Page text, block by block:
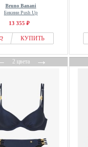
Bruno Banani
Бикини Push Up
13 355 ₽
КУПИТЬ
2 цвета→